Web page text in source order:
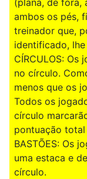
ambos os pés,
treinador que,
identificado,
CÍRCULOS:
no círculo.
menos que os
Todos os
círculo
pontuação
BASTÕES: Os
uma estaca e
círculo.